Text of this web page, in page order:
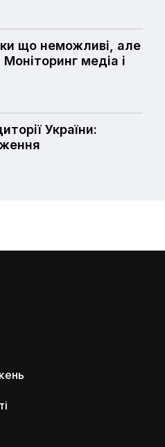
що неможливі, але
медіа і
України: